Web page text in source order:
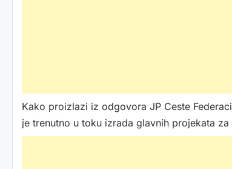
Kako proizlazi iz odgovora JP Ceste
je trenutno u toku izrada glavnih projekata